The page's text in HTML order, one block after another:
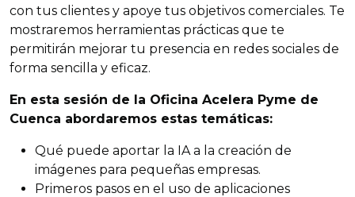
con tus clientes y apoye tus objetivos comerciales. Te
mostraremos herramientas prácticas que te
permitirán mejorar tu presencia en redes sociales de
forma sencilla y eficaz.
En esta sesión de la Oficina Acelera Pyme de
Cuenca abordaremos estas temáticas:
Qué puede aportar la IA a la creación de
imágenes para pequeñas empresas.
Primeros pasos en el uso de aplicaciones